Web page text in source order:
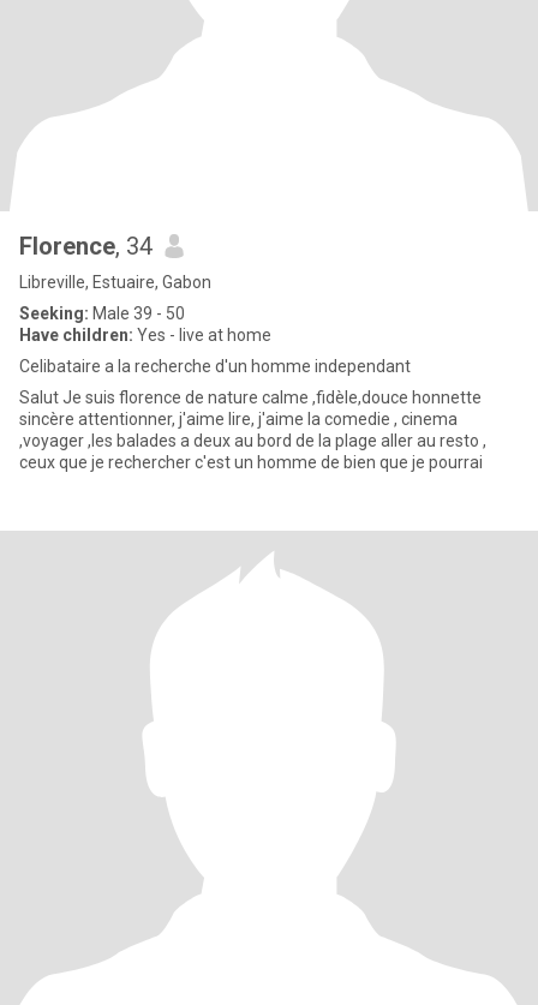
Florence, 34
Libreville, Estuaire, Gabon
Seeking: Male 39 - 50
Have children: Yes - live at home
Celibataire a la recherche d'un homme independant
Salut Je suis florence de nature calme ,fidèle,douce honnette
sincère attentionner, j'aime lire, j'aime la comedie , cinema
,voyager ,les balades a deux au bord de la plage aller au resto ,
ceux que je rechercher c'est un homme de bien que je pourrai